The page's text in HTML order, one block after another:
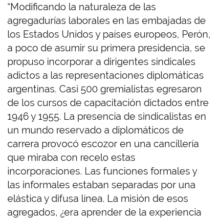
“Modificando la naturaleza de las
agregadurías laborales en las embajadas de
los Estados Unidos y países europeos, Perón,
a poco de asumir su primera presidencia, se
propuso incorporar a dirigentes sindicales
adictos a las representaciones diplomáticas
argentinas. Casi 500 gremialistas egresaron
de los cursos de capacitación dictados entre
1946 y 1955. La presencia de sindicalistas en
un mundo reservado a diplomáticos de
carrera provocó escozor en una cancillería
que miraba con recelo estas
incorporaciones. Las funciones formales y
las informales estaban separadas por una
elástica y difusa línea. La misión de esos
agregados, ¿era aprender de la experiencia